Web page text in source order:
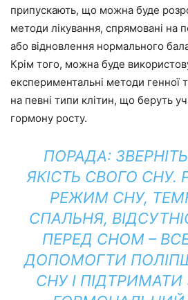
припускають, що можна буде
методи лікування, спрямовані на
або відновлення нормального
Крім того, можна буде
експериментальні методи генної
на певні типи клітин, що беруть
гормону росту.
ПОРАДА:
ЯКІСТЬ СВОГО СНУ.
РЕЖИМ СНУ,
СПАЛЬНЯ,
ПЕРЕД СНОМ –
ДОПОМОГТИ
СНУ І